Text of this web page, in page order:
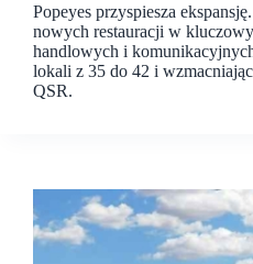
Popeyes przyspiesza
nowych restauracji w
handlowych i
lokali z 35 do 42 i
QSR.